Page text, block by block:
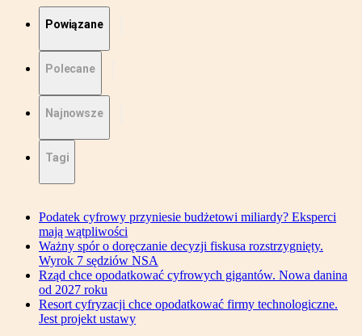
Powiązane
Polecane
Najnowsze
Tagi
Podatek cyfrowy przyniesie budżetowi miliardy? Eksperci
mają wątpliwości
Ważny spór o doręczanie decyzji fiskusa rozstrzygnięty.
Wyrok 7 sędziów NSA
Rząd chce opodatkować cyfrowych gigantów. Nowa danina
od 2027 roku
Resort cyfryzacji chce opodatkować firmy technologiczne.
Jest projekt ustawy